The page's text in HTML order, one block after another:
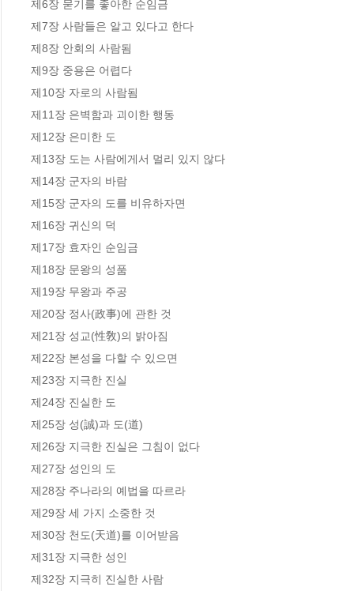
제6장 묻기를 좋아한 순임금
제7장 사람들은 알고 있다고 한다
제8장 안회의 사람됨
제9장 중용은 어렵다
제10장 자로의 사람됨
제11장 은벽함과 괴이한 행동
제12장 은미한 도
제13장 도는 사람에게서 멀리 있지 않다
제14장 군자의 바람
제15장 군자의 도를 비유하자면
제16장 귀신의 덕
제17장 효자인 순임금
제18장 문왕의 성품
제19장 무왕과 주공
제20장 정사(政事)에 관한 것
제21장 성교(性敎)의 밝아짐
제22장 본성을 다할 수 있으면
제23장 지극한 진실
제24장 진실한 도
제25장 성(誠)과 도(道)
제26장 지극한 진실은 그침이 없다
제27장 성인의 도
제28장 주나라의 예법을 따르라
제29장 세 가지 소중한 것
제30장 천도(天道)를 이어받음
제31장 지극한 성인
제32장 지극히 진실한 사람